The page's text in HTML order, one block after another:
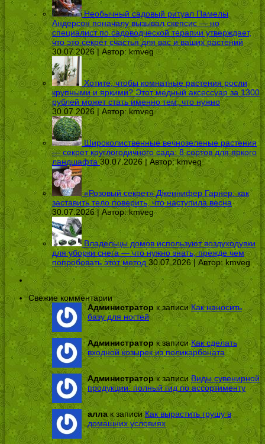
Необычный садовый ритуал Памелы
Андерсон поначалу вызывал скепсис — но
специалист по садоводческой терапии утверждает,
что это секрет счастья для вас и ваших растений
30.07.2026 | Автор: kmveg
Хотите, чтобы комнатные растения росли
крупными и яркими? Этот медный аксессуар за 1300
рублей может стать именно тем, что нужно
30.07.2026 | Автор:kmveg
Широколиственные вечнозеленые растения
— секрет круглогодичного сада: 8 сортов для яркого
ландшафта 30.07.2026 | Автор:kmveg
«Розовый секрет» Дженнифер Гарнер: как
заставить тело поверить, что наступила весна
30.07.2026 | Автор:kmveg
Владельцы домов используют воздуходувки
для уборки снега — что нужно знать, прежде чем
попробовать этот метод 30.07.2026 | Автор: kmveg
Свежие комментарии
Администратор к записиКак наносить
базу для ногтей
Администраторк записиКак сделать
входной козырек из поликарбоната
Администраторк записиВиды сувенирной
продукции: полный гид по ассортименту
аллак записиКак вырастить грушу в
домашних условиях